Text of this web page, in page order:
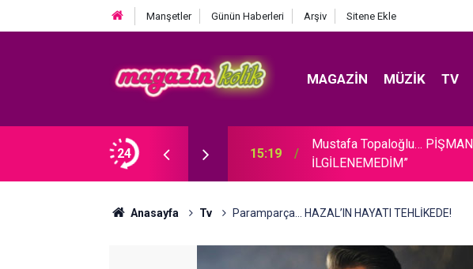
Manşetler Günün Haberleri Arşiv Sitene Ekle
MAGAZIN MÜZIK TV
24 15:19
Mustafa Topaloğlu…
İLGİLENEMEDİM”
Anasayfa Tv Paramparça... HAZAL’IN HAYATI TEHLİKEDE!